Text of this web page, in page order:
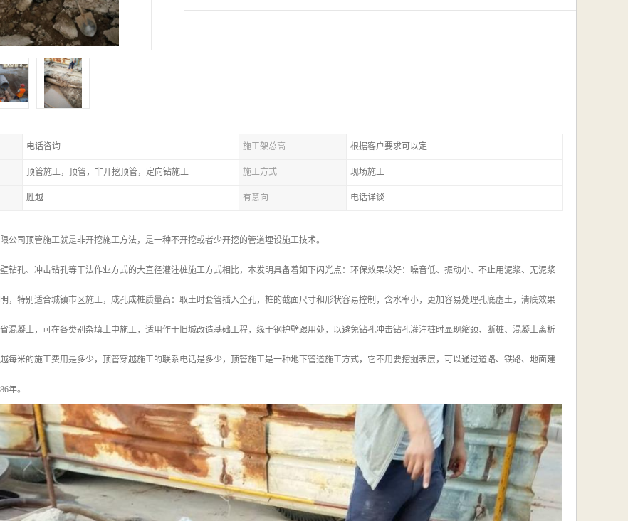
电话咨询 施工架总高 根据客户要求可以定
顶管施工，顶管，非开挖顶管，定向钻施工 施工方式 现场施工
胜越 有意向 电话详谈
公司顶管施工就是非开挖施工方法，是一种不开挖或者少开挖的管道埋设施工技术。
钻孔、冲击钻孔等干法作业方式的大直径灌注桩施工方式相比，本发明具备着如下闪光点：环保效果较好：噪音低、振动小、不止用泥浆、无泥浆
，特别适合城镇市区施工，成孔成桩质量高：取土时套管插入全孔，桩的截面尺寸和形状容易控制，含水率小，更加容易处理孔底虚土，清底效果
混凝土，可在各类别杂填土中施工，适用作于旧城改造基础工程，缘于钢护壁跟用处，以避免钻孔冲击钻孔灌注桩时显现缩颈、断桩、混凝土离析
每米的施工费用是多少，顶管穿越施工的联系电话是多少，顶管施工是一种地下管道施工方式，它不用要挖掘表层，可以通过道路、铁路、地面建
年。